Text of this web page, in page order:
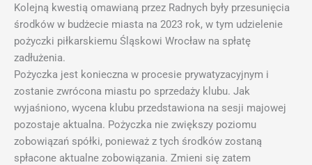
Kolejną kwestią omawianą przez Radnych były przesunięcia
środków w budżecie miasta na 2023 rok, w tym udzielenie
pożyczki piłkarskiemu Śląskowi Wrocław na spłatę
zadłużenia.
Pożyczka jest konieczna w procesie prywatyzacyjnym i
zostanie zwrócona miastu po sprzedaży klubu. Jak
wyjaśniono, wycena klubu przedstawiona na sesji majowej
pozostaje aktualna. Pożyczka nie zwiększy poziomu
zobowiązań spółki, ponieważ z tych środków zostaną
spłacone aktualne zobowiązania. Zmieni się zatem